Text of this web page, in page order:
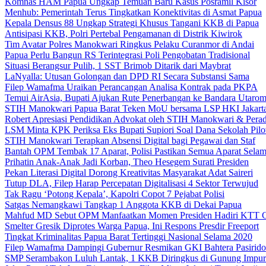
Menhub: Pemerintah Terus Tingkatkan Konektivitas di Asmat Papua
Kepala Densus 88 Ungkap Strategi Khusus Tangani KKB di Papua
Antisipasi KKB, Polri Pertebal Pengamanan di Distrik Kiwirok
Tim Avatar Polres Manokwari Ringkus Pelaku Curanmor di Andai
Papua Perlu Bangun RS Terintegrasi Poli Pengobatan Tradisional
Situasi Berangsur Pulih, 1 SST Brimob Ditarik dari Maybrat
LaNyalla: Utusan Golongan dan DPD RI Secara Substansi Sama
Filep Wamafma Uraikan Perancangan Analisa Kontrak pada PKPA
Temui AirAsia, Bupati Ajukan Rute Penerbangan ke Bandara Utarom
STIH Manokwari Papua Barat Teken MoU bersama LSP HKI
Robert Apresiasi Pendidikan Advokat oleh STIH Manokwari &
LSM Minta KPK Periksa Eks Bupati Supiori Soal Dana Sekolah
STIH Manokwari Terapkan Absensi Digital bagi Pegawai dan Staf
Bantah OPM Tembak 17 Aparat, Polisi Pastikan Semua Aparat
Prihatin Anak-Anak Jadi Korban, Theo Hesegem Surati Presiden
Pekan Literasi Digital Dorong Kreativitas Masyarakat Adat Saireri
Tutup DLA, Filep Harap Percepatan Digitalisasi 4 Sektor Terwujud
Tak Ragu ‘Potong Kepala’, Kapolri Copot 7 Pejabat Polisi
Satgas Nemangkawi Tangkap 1 Anggota KKB di Dekai Papua
Mahfud MD Sebut OPM Manfaatkan Momen Presiden Hadiri KTT
Smelter Gresik Diprotes Warga Papua, Ini Respons Presdir Freeport
Tingkat Kriminalitas Papua Barat Tertinggi Nasional Selama 2020
Filep Wamafma Dampingi Gubernur Resmikan GKI Bahtera Pasirido
SMP Serambakon Luluh Lantak, 1 KKB Diringkus di Gunung